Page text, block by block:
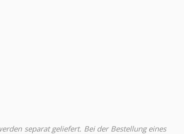
separat geliefert. Bei der Bestellung eines